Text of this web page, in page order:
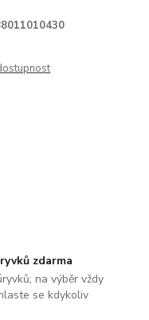
zdarma
na výběr vždy
se kdykoliv